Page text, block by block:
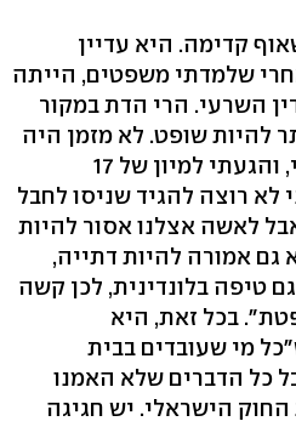
קדימה. היא עדיין
שלמדתי משפטים, הייתה
השרעי. הרי הדת במקור
להיות שופט. לא מזמן היה
מכרז לתפקיד קאדי שרעי, והגעתי למיון של 17
לא רוצה להגיד שניסו לחבל
לאשה אצלנו אסור להיות
גם אמורה להיות דתייה,
טיפה בלונדינית, לכן קשה
בכל זאת, היא
מי שעובדים בבית
כל הדברים שלא האמנו
הישראלי. יש חגיגה